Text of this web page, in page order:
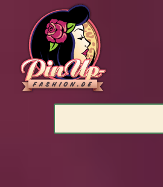
springen